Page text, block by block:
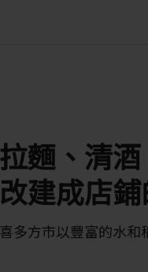
麵、清
建成店
多方市以豐富的水